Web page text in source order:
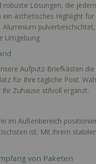
Lösungen, die
ästhetisches Highlight
Umgebung.
Aufputz-Briefkästen
für Ihre tägliche Post.
Zuhause stilvoll ergänzt.
im Außenbereich
ist. Mit ihrem
von Paketen